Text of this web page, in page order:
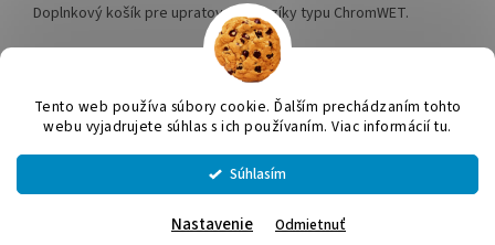
Tento web používa súbory cookie. Ďalším prechádzaním tohto
webu vyjadrujete súhlas s ich používaním. Viac informácií tu.
Súhlasím
Nastavenie Odmietnuť
Doplnkový košík pre upratovacie vozíky typu ChromWET.
Vytvoril Shoptet
JUMICOL, s.r.o.